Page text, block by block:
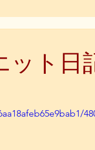
ット